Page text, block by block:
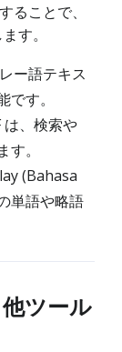
ることで、
す。
ー語テキス
す。
は、検索や
。
(Bahasa
単語や略語
ツール